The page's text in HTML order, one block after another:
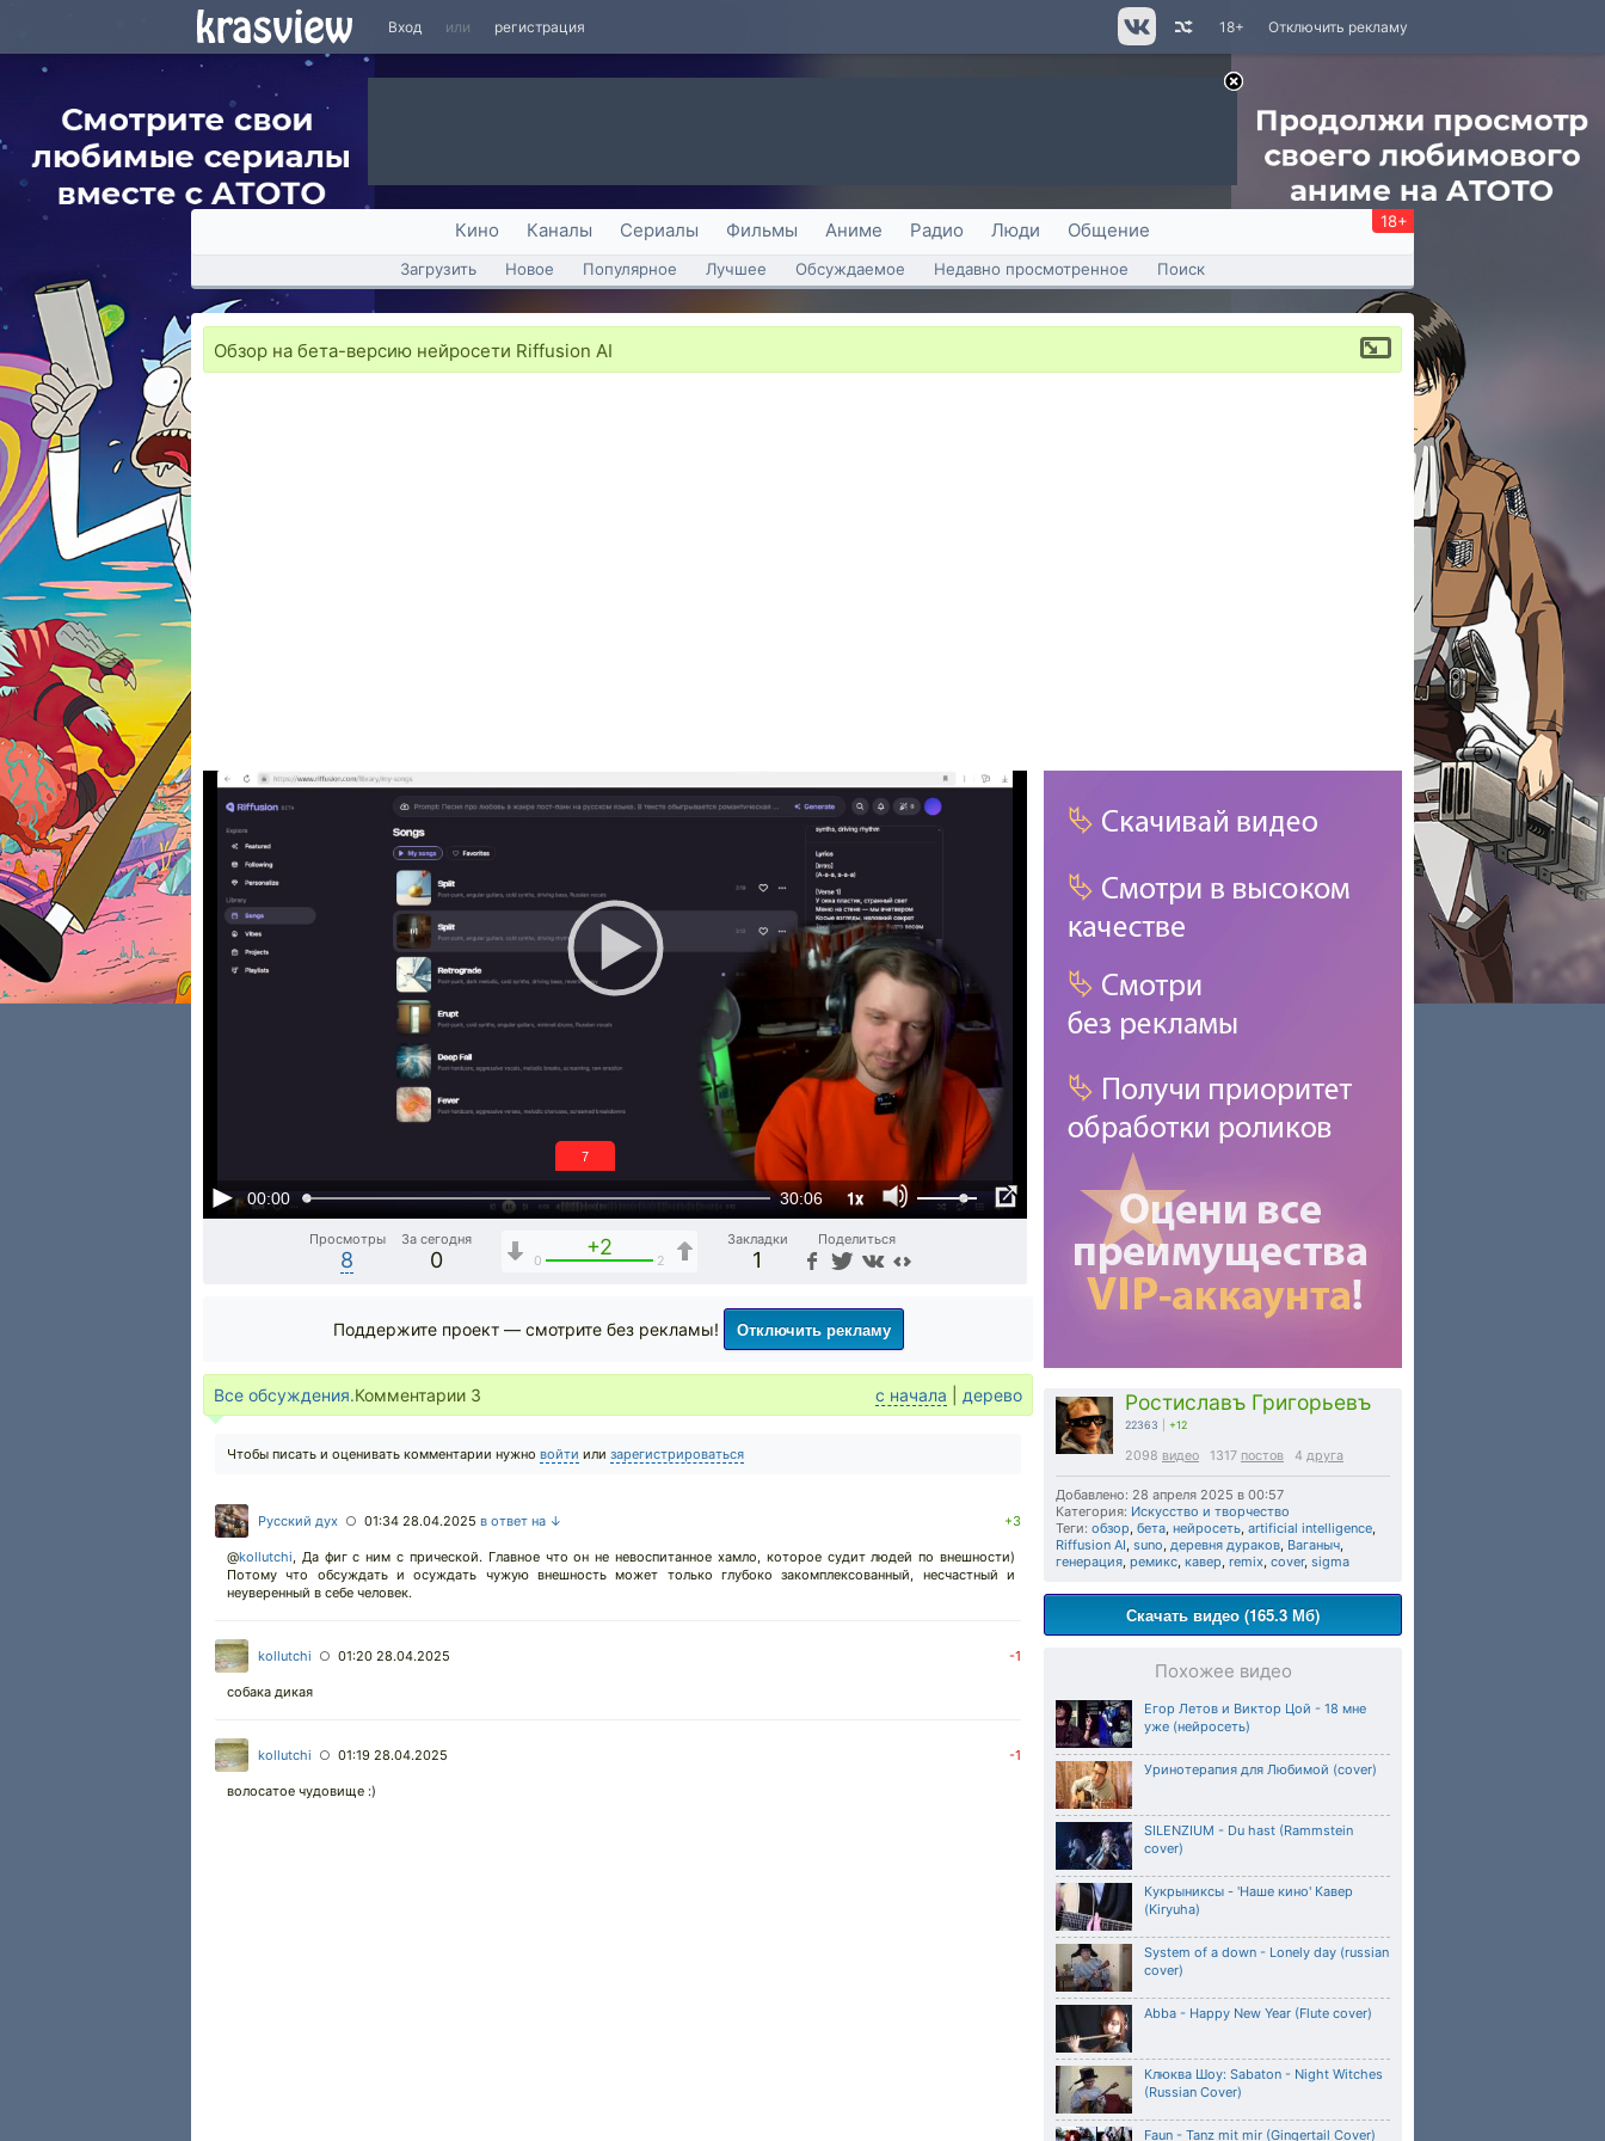
Вход или регистрация Отключить рекламу
18+
Кино Каналы Сериалы Фильмы Аниме Радио Люди Общение 18+
Загрузить Новое Популярное Лучшее Обсуждаемое Недавно просмотренное Поиск
Обзор на бета-версию нейросети Riffusion AI
00:00 30:06 1x
6
Просмотры
8
За сегодня
0
+2
0 2
Закладки
1
Поделиться
Ростиславъ Григорьевъ
22363 +12
2098 видео 1317 постов 4 друга
Добавлено: 28 апреля 2025 в 00:57
Категория: Искусство и творчество
Теги: обзор, бета, нейросеть, artificial intelligence,
Riffusion AI, suno, деревня дураков, Ваганыч,
генерация, ремикс, кавер, remix, cover, sigma
Скачать видео (165.3 Мб)
Похожее видео
Егор Летов и Виктор Цой - 18 мне
уже (нейросеть)
Уринотерапия для Любимой (cover)
SILENZIUM - Du hast (Rammstein
cover)
Кукрыниксы - 'Наше кино' Кавер
(Kiryuha)
System of a down - Lonely day (russian
cover)
Abba - Happy New Year (Flute cover)
Клюква Шоу: Sabaton - Night Witches
(Russian Cover)
Faun - Tanz mit mir (Gingertail Cover)
Поддержите проект — смотрите без рекламы! Отключить рекламу
Все обсуждения.Комментарии 3 с начала дерево
Чтобы писать и оценивать комментарии нужно войти или зарегистрироваться
Русский дух ○ 01:34 28.04.2025 в ответ на ↓ +3
@kollutchi, Да фиг с ним с прической. Главное что он не невоспитанное хамло, которое судит людей по внешности)
Потому что обсуждать и осуждать чужую внешность может только глубоко закомплексованный, несчастный и
неуверенный в себе человек.
kollutchi ○ 01:20 28.04.2025 -1
собака дикая
kollutchi ○ 01:19 28.04.2025 -1
волосатое чудовище :)